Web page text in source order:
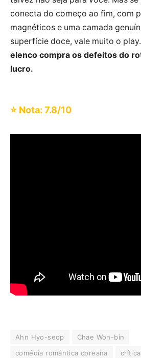
conecta do começo ao fim, com
magnéticos e uma camada
superfície doce, vale muito o play.
elenco compra os defeitos do
lucro.
⭐ Nota: 7.8/10
Ahn Hyo-seop
Chae Won-bin
comédia romântica coreana